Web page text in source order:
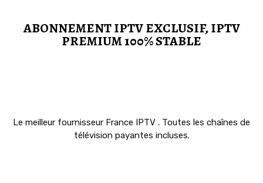
ABONNEMENT IPTV EXCLUSIF, IPTV
PREMIUM 100% STABLE
Le meilleur fournisseur France IPTV . Toutes les chaînes de
télévision payantes incluses.